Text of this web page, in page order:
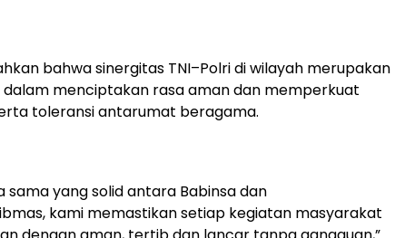
bahwa sinergitas TNI–Polri di wilayah merupakan
dalam menciptakan rasa aman dan memperkuat
toleransi antarumat beragama.
sama yang solid antara Babinsa dan
kami memastikan setiap kegiatan masyarakat